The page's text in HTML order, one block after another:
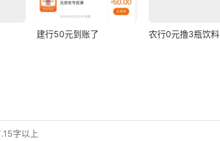
建行50元到账了 农行0元撸3瓶饮料